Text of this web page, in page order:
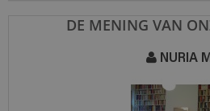
DE MENING VAN
NURIA